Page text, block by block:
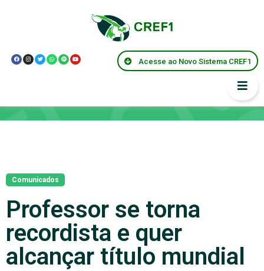
Acesse ao Novo Sistema CREF1
Comunicados
Professor se torna
recordista e quer
alcançar título mundial